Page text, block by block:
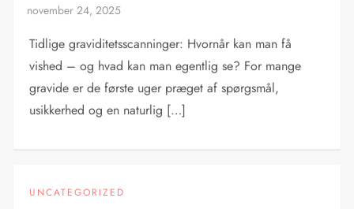
Tidlige graviditets­scanninger: Hvornår kan man få
vished – og hvad kan man egentlig se? For mange
gravide er de første uger præget af spørgsmål,
usikkerhed og en naturlig […]
UNCATEGORIZED